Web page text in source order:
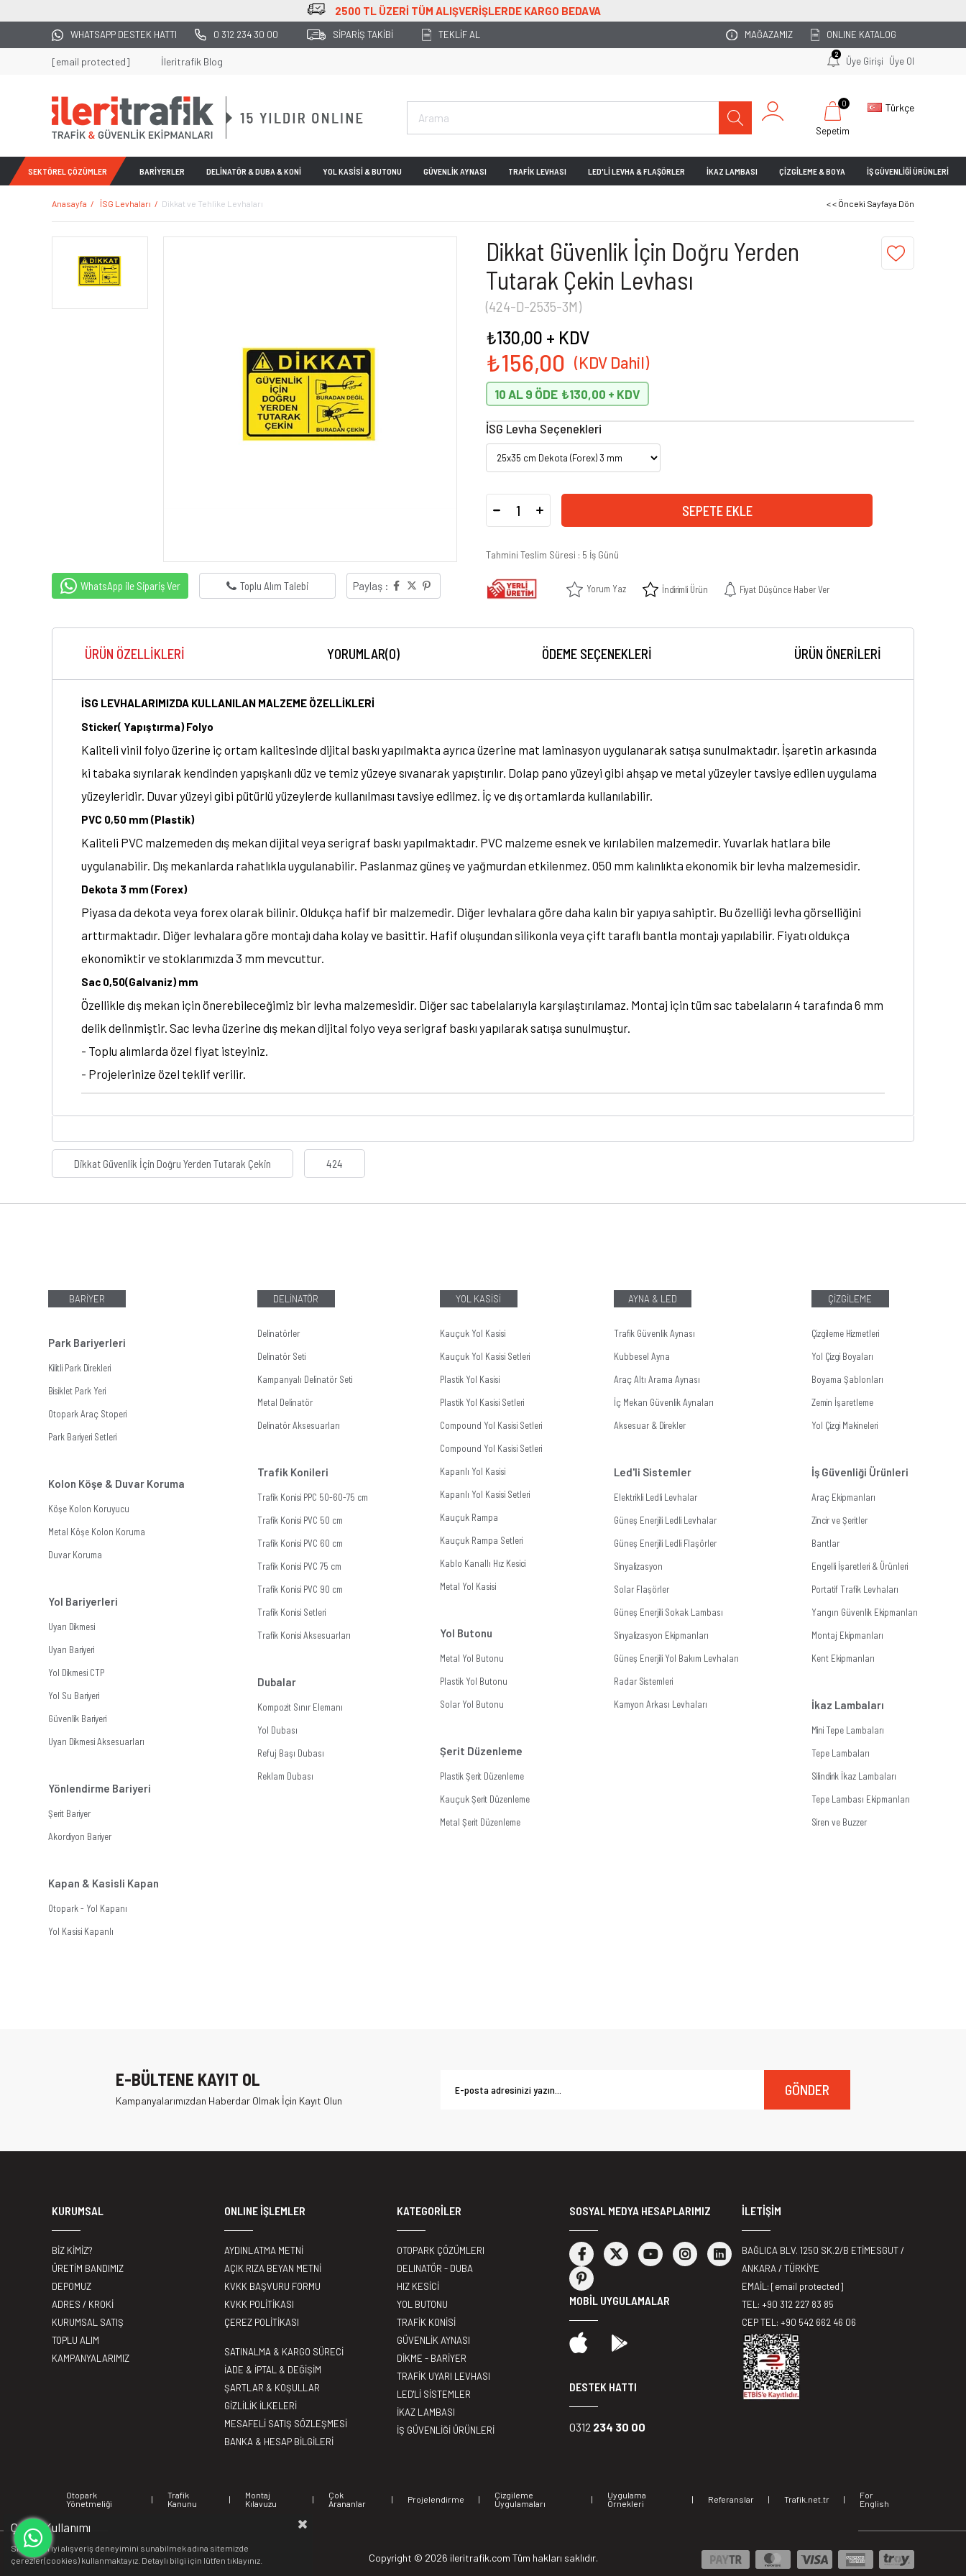
2500 TL ÜZERİ TÜM ALIŞVERİŞLERDE KARGO BEDAVA
WHATSAPP DESTEK HATTI 0 312 234 30 00 SİPARİŞ TAKİBİ TEKLİF AL MAĞAZAMIZ ONLINE KATALOG
[email protected] İleritrafik Blog
2
Üye Girişi Üye Ol
Türkçe
Sepetim
0
SEKTÖREL ÇÖZÜMLER BARİYERLER DELİNATÖR & DUBA & KONİ YOL KASİSİ & BUTONU GÜVENLİK AYNASI TRAFİK LEVHASI LED'Lİ LEVHA & FLAŞÖRLER İKAZ LAMBASI ÇİZGİLEME & BOYA İŞ GÜVENLİĞİ ÜRÜNLERİ
Anasayfa İSG Levhaları Dikkat ve Tehlike Levhaları < < Önceki Sayfaya Dön
WhatsApp ile Sipariş Ver Toplu Alım Talebi Paylaş :
Dikkat Güvenlik İçin Doğru Yerden
Tutarak Çekin Levhası
(424-D-2535-3M)
₺156,00
₺130,00 + KDV
10 AL 9 ÖDE ₺130,00
İSG Levha Seçenekleri
Tahmini Teslim Süresi : 5 İş Günü
Yorum Yaz İndirimli Ürün Fiyat Düşünce Haber Ver
ÜRÜN ÖZELLIKLERI YORUMLAR(0) ÖDEME SEÇENEKLERI ÜRÜN ÖNERILERI
İSG LEVHALARIMIZDA KULLANILAN MALZEME ÖZELLİKLERİ
Sticker( Yapıştırma) Folyo
Kaliteli vinil folyo üzerine iç ortam kalitesinde dijital baskı yapılmakta ayrıca üzerine mat laminasyon uygulanarak satışa sunulmaktadır. İşaretin arkasında
ki tabaka sıyrılarak kendinden yapışkanlı düz ve temiz yüzeye sıvanarak yapıştırılır. Dolap pano yüzeyi gibi ahşap ve metal yüzeyler tavsiye edilen uygulama
yüzeyleridir. Duvar yüzeyi gibi pütürlü yüzeylerde kullanılması tavsiye edilmez. İç ve dış ortamlarda kullanılabilir.
PVC 0,50 mm (Plastik)
Kaliteli PVC malzemeden dış mekan dijital veya serigraf baskı yapılmaktadır. PVC malzeme esnek ve kırılabilen malzemedir. Yuvarlak hatlara bile
uygulanabilir. Dış mekanlarda rahatlıkla uygulanabilir. Paslanmaz güneş ve yağmurdan etkilenmez. 050 mm kalınlıkta ekonomik bir levha malzemesidir.
Dekota 3 mm (Forex)
Piyasa da dekota veya forex olarak bilinir. Oldukça hafif bir malzemedir. Diğer levhalara göre daha kalın bir yapıya sahiptir. Bu özelliği levha görselliğini
arttırmaktadır. Diğer levhalara göre montajı daha kolay ve basittir. Hafif oluşundan silikonla veya çift taraflı bantla montajı yapılabilir. Fiyatı oldukça
ekonomiktir ve stoklarımızda 3 mm mevcuttur.
Sac 0,50(Galvaniz) mm
Özellikle dış mekan için önerebileceğimiz bir levha malzemesidir. Diğer sac tabelalarıyla karşılaştırılamaz. Montaj için tüm sac tabelaların 4 tarafında 6 mm
delik delinmiştir. Sac levha üzerine dış mekan dijital folyo veya serigraf baskı yapılarak satışa sunulmuştur.
- Toplu alımlarda özel fiyat isteyiniz.
- Projelerinize özel teklif verilir.
Dikkat Güvenlik İçin Doğru Yerden Tutarak Çekin 424
BARİYER
Park Bariyerleri
Kilitli Park Direkleri
Bisiklet Park Yeri
Otopark Araç Stoperi
Park Bariyeri Setleri
Kolon Köşe & Duvar Koruma
Köşe Kolon Koruyucu
Metal Köşe Kolon Koruma
Duvar Koruma
Yol Bariyerleri
Uyarı Dikmesi
Uyarı Bariyeri
Yol Dikmesi CTP
Yol Su Bariyeri
Güvenlik Bariyeri
Uyarı Dikmesi Aksesuarları
Yönlendirme Bariyeri
Şerit Bariyer
Akordiyon Bariyer
Kapan & Kasisli Kapan
Otopark - Yol Kapanı
Yol Kasisi Kapanlı
DELİNATÖR
Delinatörler
Delinatör Seti
Kampanyalı Delinatör Seti
Metal Delinatör
Delinatör Aksesuarları
Trafik Konileri
Trafik Konisi PPC 50-60-75 cm
Trafik Konisi PVC 50 cm
Trafik Konisi PVC 60 cm
Trafik Konisi PVC 75 cm
Trafik Konisi PVC 90 cm
Trafik Konisi Setleri
Trafik Konisi Aksesuarları
Dubalar
Kompozit Sınır Elemanı
Yol Dubası
Refuj Başı Dubası
Reklam Dubası
YOL KASİSİ
Kauçuk Yol Kasisi
Kauçuk Yol Kasisi Setleri
Plastik Yol Kasisi
Plastik Yol Kasisi Setleri
Compound Yol Kasisi Setleri
Compound Yol Kasisi Setleri
Kapanlı Yol Kasisi
Kapanlı Yol Kasisi Setleri
Kauçuk Rampa
Kauçuk Rampa Setleri
Kablo Kanallı Hız Kesici
Metal Yol Kasisi
Yol Butonu
Metal Yol Butonu
Plastik Yol Butonu
Solar Yol Butonu
Şerit Düzenleme
Plastik Şerit Düzenleme
Kauçuk Şerit Düzenleme
Metal Şerit Düzenleme
AYNA & LED
Trafik Güvenlik Aynası
Kubbesel Ayna
Araç Altı Arama Aynası
İç Mekan Güvenlik Aynaları
Aksesuar & Direkler
Led'li Sistemler
Elektrikli Ledli Levhalar
Güneş Enerjili Ledli Levhalar
Güneş Enerjili Ledli Flaşörler
Sinyalizasyon
Solar Flaşörler
Güneş Enerjili Sokak Lambası
Sinyalizasyon Ekipmanları
Güneş Enerjili Yol Bakım Levhaları
Radar Sistemleri
Kamyon Arkası Levhaları
ÇİZGİLEME
Çizgileme Hizmetleri
Yol Çizgi Boyaları
Boyama Şablonları
Zemin İşaretleme
Yol Çizgi Makineleri
İş Güvenliği Ürünleri
Araç Ekipmanları
Zincir ve Şeritler
Bantlar
Engelli İşaretleri & Ürünleri
Portatif Trafik Levhaları
Yangın Güvenlik Ekipmanları
Montaj Ekipmanları
Kent Ekipmanları
İkaz Lambaları
Mini Tepe Lambaları
Tepe Lambaları
Silindirik İkaz Lambaları
Tepe Lambası Ekipmanları
Siren ve Buzzer
E-BÜLTENE KAYIT OL
Kampanyalarımızdan Haberdar Olmak İçin Kayıt Olun
GÖNDER
KURUMSAL
BİZ KİMİZ?
ÜRETİM BANDIMIZ
DEPOMUZ
ADRES / KROKİ
KURUMSAL SATIŞ
TOPLU ALIM
KAMPANYALARIMIZ
ONLINE İŞLEMLER
AYDINLATMA METNİ
AÇIK RIZA BEYAN METNİ
KVKK BAŞVURU FORMU
KVKK POLİTİKASI
ÇEREZ POLİTİKASI
SATINALMA & KARGO SÜRECİ
İADE & İPTAL & DEĞİŞİM
ŞARTLAR & KOŞULLAR
GİZLİLİK İLKELERİ
MESAFELİ SATIŞ SÖZLEŞMESİ
BANKA & HESAP BİLGİLERİ
KATEGORİLER
OTOPARK ÇÖZÜMLERI
DELINATÖR - DUBA
HIZ KESİCİ
YOL BUTONU
TRAFİK KONİSİ
GÜVENLİK AYNASI
DİKME - BARİYER
TRAFİK UYARI LEVHASI
LED'Lİ SİSTEMLER
İKAZ LAMBASI
İŞ GÜVENLİĞİ ÜRÜNLERİ
SOSYAL MEDYA HESAPLARIMIZ
MOBİL UYGULAMALAR
DESTEK HATTI
0312 234 30 00
İLETİŞİM
BAĞLICA BLV. 1250 SK.2/B ETİMESGUT /
ANKARA / TÜRKİYE
EMAİL: [email protected]
TEL: +90 312 227 83 85
CEP TEL: +90 542 662 46 06
Otopark
Yönetmeliği
|
Trafik
Kanunu
|
Montaj
Kılavuzu
|
Çok
Arananlar
| Projelendirme |
Çizgileme
Uygulamaları
|
Uygulama
Örnekleri
| Referanslar | Trafik.net.tr |
For
English
Copyright © 2026 ileritrafik.com Tüm hakları saklıdır.
Çerez Kullanımı
Sizlere en iyi alışveriş deneyimini sunabilmek adına sitemizde
çerezler(cookies) kullanmaktayız. Detaylı bilgi için lütfen tıklayınız.